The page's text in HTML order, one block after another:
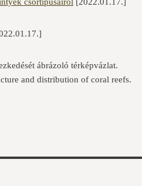
ábrázoló térképvázlat.
and distribution of coral reefs.